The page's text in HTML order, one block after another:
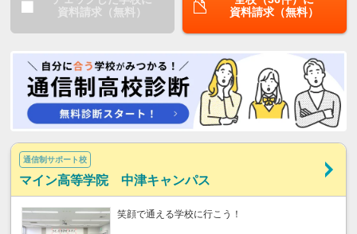
資料請求（無料）
資料請求（無料）
通信制サポート校
マイン高等学院 中津キャンパス
笑顔で通える学校に行こう！